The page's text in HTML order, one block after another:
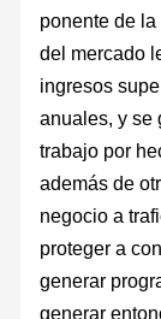
ponente de
del mercado
ingresos
anuales, y se
trabajo por
además de
negocio a
proteger a
generar
generar